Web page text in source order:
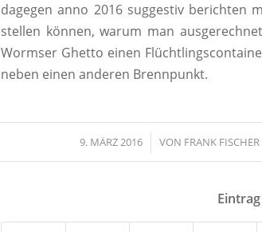
dagegen anno 2016 suggestiv berichten
stellen können, warum man
Wormser Ghetto einen
neben einen anderen Brennpunkt.
9. MÄRZ 2016
/ VON FRANK FISCHER